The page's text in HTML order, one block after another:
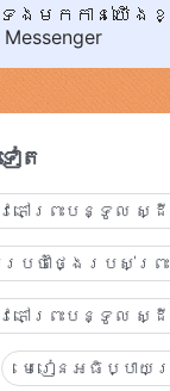
កថ្មីទាំងស្រុង
កន្លងទៅ
រ ... ទឹកក៏កំពុ
រដែរ ... គឺអ្
រក្រោកឡើង ហ
បន្ដហូរដោយ
ងមកកាន់យើង
ៀត​
ៀវភៅព្រះបន្ទូល
រចាំថ្ងៃរបស់ព្រះ
សៀវភៅព្រះបន្
មេរៀនអធិប្បាយ